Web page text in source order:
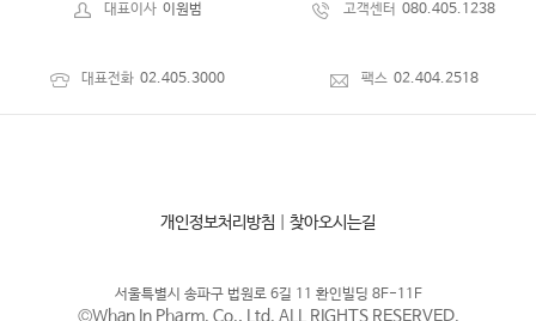
대표이사 이원범 고객센터 080.405.1238
대표전화 02.405.3000 팩스 02.404.2518
개인정보처리방침 찾아오시는길
서울특별시 송파구 법원로 6길 11 환인빌딩 8F-11F
©Whan In Pharm. Co., Ltd. ALL RIGHTS RESERVED.